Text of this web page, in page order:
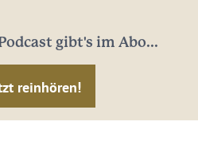
gibt's im Abo...
reinhören!